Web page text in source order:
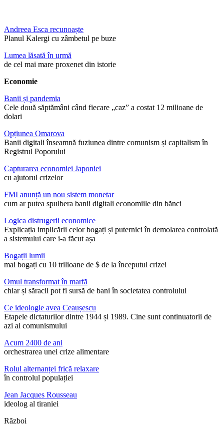
Andreea Esca recunoaște
Planul Kalergi cu zâmbetul pe buze
Lumea lăsată în urmă
de cel mai mare proxenet din istorie
Economie
Banii și pandemia
Cele două săptămâni când fiecare „caz” a costat 12 milioane de
dolari
Opțiunea Omarova
Banii digitali înseamnă fuziunea dintre comunism și capitalism în
Registrul Poporului
Capturarea economiei Japoniei
cu ajutorul crizelor
FMI anunță un nou sistem monetar
cum ar putea spulbera banii digitali economiile din bănci
Logica distrugerii economice
Explicația implicării celor bogați și puternici în demolarea controlată
a sistemului care i-a făcut așa
Bogații lumii
mai bogați cu 10 trilioane de $ de la începutul crizei
Omul transformat în marfă
chiar și săracii pot fi sursă de bani în societatea controlului
Ce ideologie avea Ceaușescu
Etapele dictaturilor dintre 1944 și 1989. Cine sunt continuatorii de
azi ai comunismului
Acum 2400 de ani
orchestrarea unei crize alimentare
Rolul alternanței frică relaxare
în controlul populației
Jean Jacques Rousseau
ideolog al tiraniei
Război